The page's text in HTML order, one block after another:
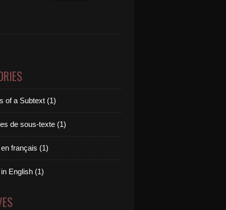
of a Subtext (1)
de sous-texte (1)
français (1)
English (1)